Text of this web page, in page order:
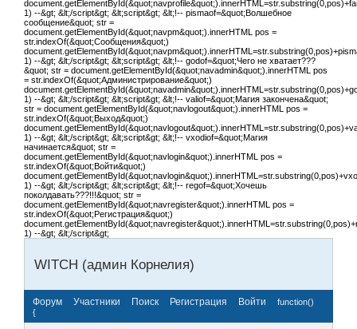
1) --&gt; &lt;/script&gt; &lt;script&gt; &lt;!-- pismaof=&quot;Волшебное
сообщение&quot; str =
document.getElementById(&quot;navpm&quot;).innerHTML pos =
str.indexOf(&quot;Сообщения&quot;)
1) --&gt; &lt;/script&gt; &lt;script&gt; &lt;!-- godof=&quot;Чего не хватает???
&quot; str = document.getElementById(&quot;navadmin&quot;).innerHTML pos
= str.indexOf(&quot;Администрирование&quot;)
1) --&gt; &lt;/script&gt; &lt;script&gt; &lt;!-- valiof=&quot;Магия закончена&quot;
str = document.getElementById(&quot;navlogout&quot;).innerHTML pos =
str.indexOf(&quot;Выход&quot;)
1) --&gt; &lt;/script&gt; &lt;script&gt; &lt;!-- vxodiof=&quot;Магия
начинается&quot; str =
document.getElementById(&quot;navlogin&quot;).innerHTML pos =
str.indexOf(&quot;Войти&quot;)
1) --&gt; &lt;/script&gt; &lt;script&gt; &lt;!-- regof=&quot;Хочешь
поколдавать???!!!&quot; str =
document.getElementById(&quot;navregister&quot;).innerHTML pos =
str.indexOf(&quot;Регистрация&quot;)
1) --&gt; &lt;/script&gt;
WITCH (админ Корнелия)
Форум Участники Поиск Регистрация Войти
function()
{